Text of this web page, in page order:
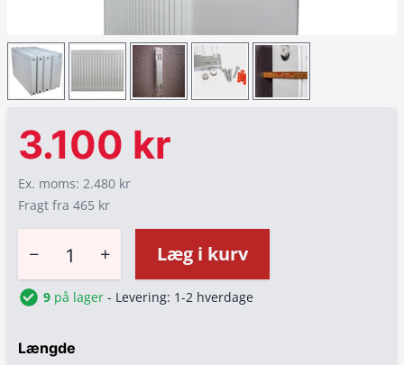
3.100 kr
Ex. moms: 2.480 kr
Fragt fra 465 kr
− + Læg i kurv
9 på lager - Levering: 1-2 hverdage
Længde